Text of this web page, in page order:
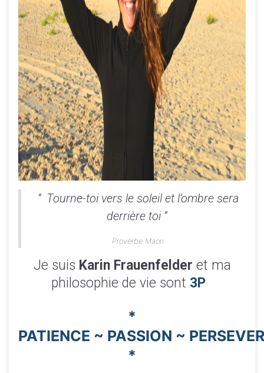
‘’ Tourne-toi vers le soleil et l’ombre sera
derrière toi ‘’
Proverbe Maori
Je suis Karin Frauenfelder et ma
philosophie de vie sont 3P
*
PATIENCE ~ PASSION ~
*